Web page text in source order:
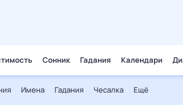
Сонник Гадания Календари
Имена Гадания Чесалка Ещё